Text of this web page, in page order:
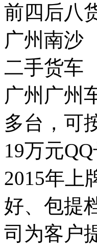
前四后八
广州南沙
二手货车
广州广州
多台，可
19万元
2015年上
好、包提
司为客户